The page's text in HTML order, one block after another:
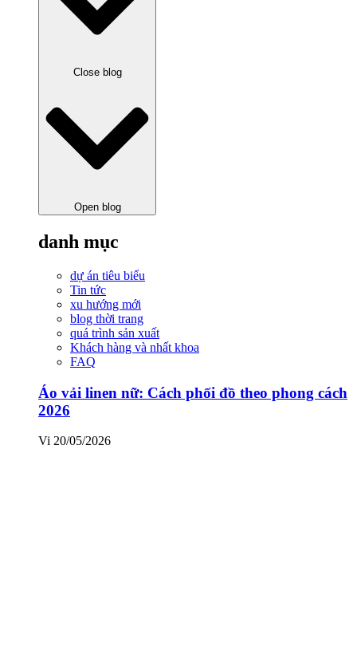
Close blog
Open blog
danh mục
dự án tiêu biểu
Tin tức
xu hướng mới
blog thời trang
quá trình sản xuất
Khách hàng và nhất khoa
FAQ
Áo vải linen nữ: Cách phối đồ theo phong cách
2026
Vi 20/05/2026